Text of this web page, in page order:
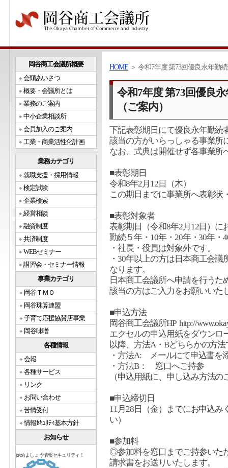
HOME＞ 令和7年度 第73回優良永年勤
令和7年度 第73回優良
（ご案内）
下記表彰期日にて優良永年勤続
該当の方がいらっしゃる事業所
なお、式典は開催せず各事業所
■表彰期日
令和8年2月12日（木）
この期日までに事業所へ表彰状
■表彰対象者
表彰期日（令和8年2月12日）に
勤続５年・10年・20年・30年・
・社長・役員は対象外です。
・30年以上の方は日本商工会
なります。
日本商工会議所へ申請を行う
該当の方はご入力をお願いいた
■申込方法
岡谷商工会議所HP http://
エクセルの申込用紙をダウンロ
以降、方法A・Bどちらかの方
・方法A: メールにて申込書を
・方法B： 窓口へご持参
（申込用紙に、申し込み方法
■申込締切日
11月28日（金）までにお申込
い）
■参加料
◎参加料を窓口までご持参いた
請求書をお送りいたします。
岡谷商工会議所概要
会頭あいさつ
概要・会議所とは
業務のご案内
中小企業相談所
会員加入のご案内
工業・商業活性化計画
業務カテゴリ
就職支援・採用情報
検定試験
企業検索
経営相談
融資制度
共済制度
WEBセミナー
講習会・セミナー情報
事業カテゴリ
岡谷ＴＭＯ
岡谷珠算連盟
子育て応援協賛店事業
岡谷味噌
各種情報
会報
各種サービス
リンク
お問い合わせ
苦情受付
情報ｾｷｭﾘﾃｨ基本方針
お知らせ
始めましょう情報セキュリティ！